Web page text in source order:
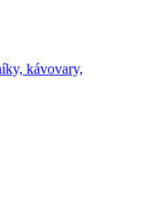
kávovary,